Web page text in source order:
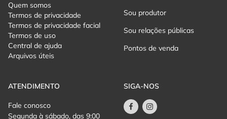
Quem somos
Termos de privacidade
Termos de privacidade facial
Termos de uso
Central de ajuda
Arquivos úteis
Sou produtor
Sou relações públicas
Pontos de venda
ATENDIMENTO
Fale conosco
Segunda à sábado, das 9:00
SIGA-NOS